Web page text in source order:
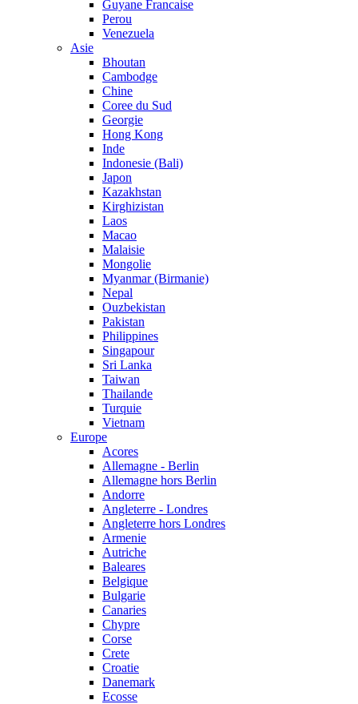
Guyane Francaise
Perou
Venezuela
Asie
Bhoutan
Cambodge
Chine
Coree du Sud
Georgie
Hong Kong
Inde
Indonesie (Bali)
Japon
Kazakhstan
Kirghizistan
Laos
Macao
Malaisie
Mongolie
Myanmar (Birmanie)
Nepal
Ouzbekistan
Pakistan
Philippines
Singapour
Sri Lanka
Taiwan
Thailande
Turquie
Vietnam
Europe
Acores
Allemagne - Berlin
Allemagne hors Berlin
Andorre
Angleterre - Londres
Angleterre hors Londres
Armenie
Autriche
Baleares
Belgique
Bulgarie
Canaries
Chypre
Corse
Crete
Croatie
Danemark
Ecosse